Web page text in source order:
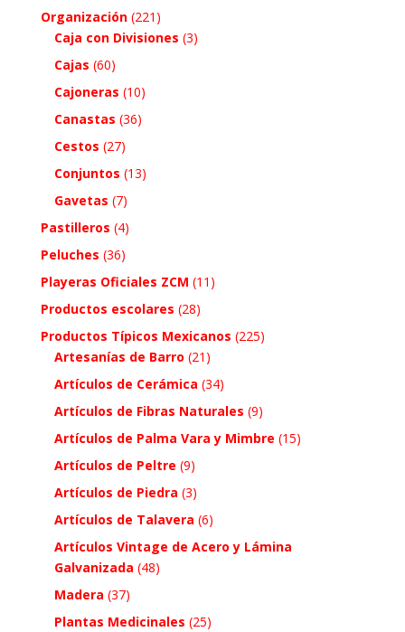
Organización (221)
Caja con Divisiones (3)
Cajas (60)
Cajoneras (10)
Canastas (36)
Cestos (27)
Conjuntos (13)
Gavetas (7)
Pastilleros (4)
Peluches (36)
Playeras Oficiales ZCM (11)
Productos escolares (28)
Productos Típicos Mexicanos (225)
Artesanías de Barro (21)
Artículos de Cerámica (34)
Artículos de Fibras Naturales (9)
Artículos de Palma Vara y Mimbre (15)
Artículos de Peltre (9)
Artículos de Piedra (3)
Artículos de Talavera (6)
Artículos Vintage de Acero y Lámina
Galvanizada (48)
Madera (37)
Plantas Medicinales (25)